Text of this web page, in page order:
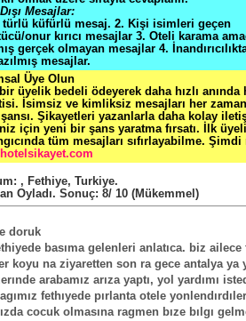
Mesajlar:
türlü küfürlü mesaj. 2. Kişi isimleri geçen
onur kırıcı mesajlar 3. Oteli karama
gerçek olmayan mesajlar 4.
mesajlar.
Üye Olun
bir üyelik bedeli ödeyerek daha hızlı
İsimsiz ve kimliksiz mesajları her zaman
Şikayetleri yazanlarla daha kolay
için yeni bir şans yaratma fırsatı. İlk
tüm mesajları sıfırlayabilme. Şimdi
, Fethiye, Turkiye.
Oyladı. Sonuç: 8/ 10 (Mükemmel)
doruk
basıma gelenleri anlatıca. biz ailece
koyu na ziyaretten son ra gece antalya ya
arabamız arıza yaptı, yol yardımı
fethıyede pırlanta otele
cocuk olmasına ragmen bıze bılgı